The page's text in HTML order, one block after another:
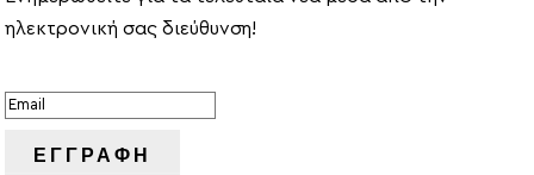
ηλεκτρονική σας διεύθυνση!
ΕΓΓΡΑΦΗ